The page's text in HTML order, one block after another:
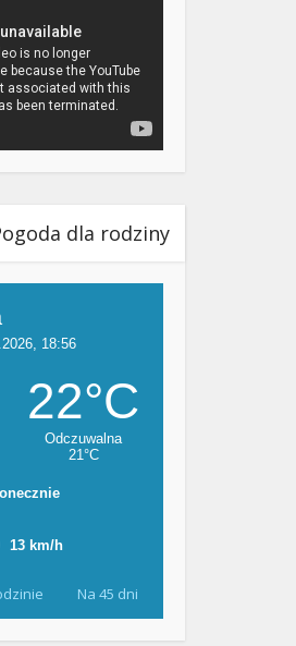
dla rodziny
Na 45 dni